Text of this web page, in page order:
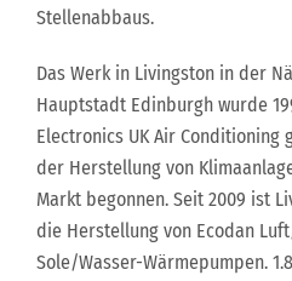
Stellenabbaus.
Das Werk in Livingston in der
Hauptstadt Edinburgh wurde
Electronics UK Air Conditioning
der Herstellung von
Markt begonnen. Seit 2009 ist
die Herstellung von Ecodan
Sole/Wasser-Wärmepumpen.